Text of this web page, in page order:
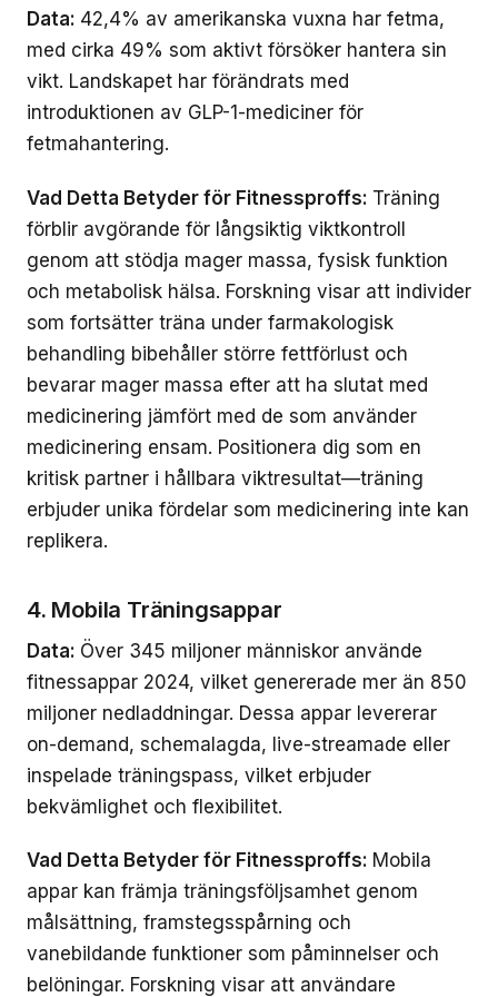
Data: 42,4% av amerikanska vuxna har fetma,
med cirka 49% som aktivt försöker hantera sin
vikt. Landskapet har förändrats med
introduktionen av GLP-1-mediciner för
fetmahantering.
Vad Detta Betyder för Fitnessproffs: Träning
förblir avgörande för långsiktig viktkontroll
genom att stödja mager massa, fysisk funktion
och metabolisk hälsa. Forskning visar att individer
som fortsätter träna under farmakologisk
behandling bibehåller större fettförlust och
bevarar mager massa efter att ha slutat med
medicinering jämfört med de som använder
medicinering ensam. Positionera dig som en
kritisk partner i hållbara viktresultat—träning
erbjuder unika fördelar som medicinering inte kan
replikera.
4. Mobila Träningsappar
Data: Över 345 miljoner människor använde
fitnessappar 2024, vilket genererade mer än 850
miljoner nedladdningar. Dessa appar levererar
on-demand, schemalagda, live-streamade eller
inspelade träningspass, vilket erbjuder
bekvämlighet och flexibilitet.
Vad Detta Betyder för Fitnessproffs: Mobila
appar kan främja träningsföljsamhet genom
målsättning, framstegsspårning och
vanebildande funktioner som påminnelser och
belöningar. Forskning visar att användare